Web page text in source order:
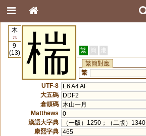
木
75
9
(13)
椯 繁 簡 港
繁簡對應
繁
UTF-8
E6 A4 AF
大五碼
DDF2
倉頡碼
木山一月
Matthews
0
漢語大字典
（一版）1250；（二版）1340
康熙字典 465